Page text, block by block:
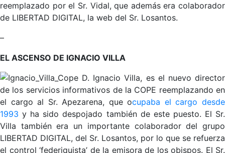
reemplazado por el Sr. Vidal, que además era colaborador
de LIBERTAD DIGITAL, la web del Sr. Losantos.
–
EL ASCENSO DE IGNACIO VILLA
D. Ignacio Villa, es el nuevo director
de los servicios informativos de la COPE reemplazando en
el cargo al Sr. Apezarena, que ocupaba el cargo desde
1993 y ha sido despojado también de este puesto. El Sr.
Villa también era un importante colaborador del grupo
LIBERTAD DIGITAL, del Sr. Losantos, por lo que se refuerza
el control ‘federiquista’ de la emisora de los obispos. El Sr.